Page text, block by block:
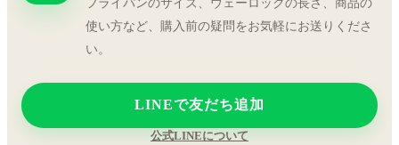
フライパンのサイズ、ウェーロックの長さ、商品の
使い方など、購入前の疑問をお気軽にお送りくださ
い。
LINEで友だち追加
公式LINEについて